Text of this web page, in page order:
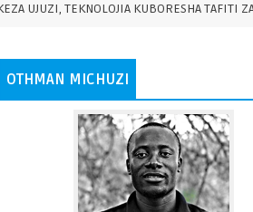
TEKNOLOJIA KUBORESHA TAFITI ZA
OTHMAN MICHUZI